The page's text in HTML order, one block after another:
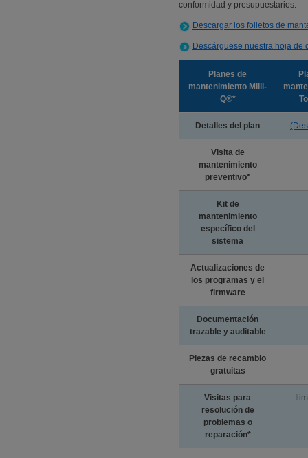
conformidad y presupuestarios.
Descargar los folletos de
Descárguese nuestra hoja de
Planes de
mantenimiento Milli-
Q®*
Detalles del plan
Visita de
mantenimiento
preventivo*
Kit de
mantenimiento
específico del
sistema
Actualizaciones de
los programas y el
firmware
Documentación
trazable y auditable
Piezas de recambio
gratuitas
Visitas para
resolución de
problemas o
reparación*